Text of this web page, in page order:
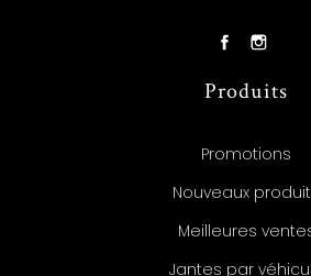
Produits
Promotions
Nouveaux
Meilleures
Jantes par